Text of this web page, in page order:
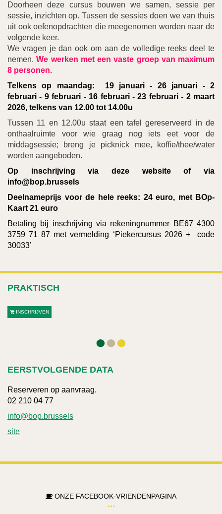
Doorheen deze cursus bouwen we samen, sessie per
sessie, inzichten op. Tussen de sessies doen we van thuis
uit ook oefenopdrachten die meegenomen worden naar de
volgende keer.
We vragen je dan ook om aan de volledige reeks deel te
nemen.We werken met een vaste groep van maximum
8 personen.
Telkens op maandag: 19 januari - 26 januari - 2
februari - 9 februari - 16 februari - 23 februari - 2 maart
2026, telkens van 12.00 tot 14.00u
Tussen 11 en 12.00u staat een tafel gereserveerd in de
onthaalruimte voor wie graag nog iets eet voor de
middagsessie; breng je picknick mee, koffie/thee/water
worden aangeboden.
Op inschrijving via deze website of via
info@bop.brussels
Deelnameprijs voor de hele reeks: 24 euro, met BOp-
Kaart 21 euro
Betaling bij inschrijving via rekeningnummer BE67 4300
3759 71 87 met vermelding ‘Piekercursus 2026 + code
30033’
PRAKTISCH
INSCHRIJVEN
EERSTVOLGENDE DATA
Reserveren op aanvraag.
02 210 04 77
info@bop.brussels
site
ONZE FACEBOOK-VRIENDENPAGINA